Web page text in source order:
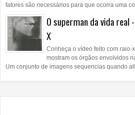
fatores são necessários para que ocorra uma
O superman da vida real
X
Conheça o vídeo feito com raio-
mostram os órgãos envolvidos
Um conjunto de imagens sequencias quando